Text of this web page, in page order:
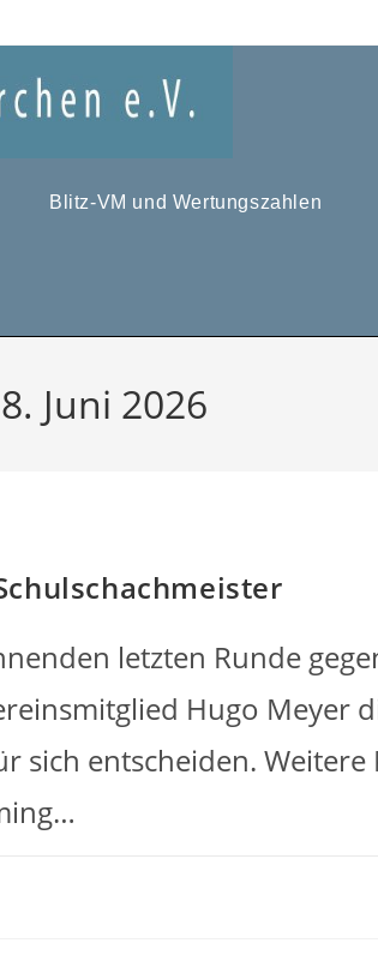
Blitz-VM und Wertungszahlen
Juni 2026
letzten Runde
Hugo Meyer
sich entscheiden. Weitere